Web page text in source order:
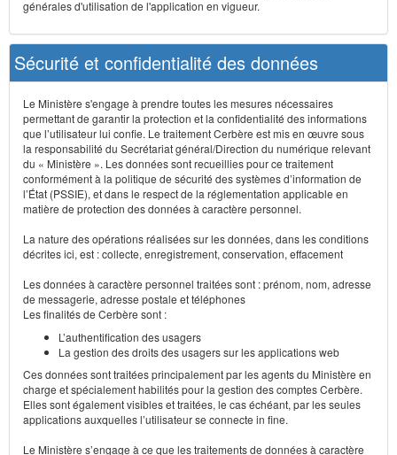
générales d'utilisation de l'application en vigueur.
Sécurité et confidentialité des données
Le Ministère s'engage à prendre toutes les mesures nécessaires
permettant de garantir la protection et la confidentialité des informations
que l’utilisateur lui confie. Le traitement Cerbère est mis en œuvre sous
la responsabilité du Secrétariat général/Direction du numérique relevant
du « Ministère ». Les données sont recueillies pour ce traitement
conformément à la politique de sécurité des systèmes d’information de
l’État (PSSIE), et dans le respect de la réglementation applicable en
matière de protection des données à caractère personnel.
La nature des opérations réalisées sur les données, dans les conditions
décrites ici, est : collecte, enregistrement, conservation, effacement
Les données à caractère personnel traitées sont : prénom, nom, adresse
de messagerie, adresse postale et téléphones
Les finalités de Cerbère sont :
L’authentification des usagers
La gestion des droits des usagers sur les applications web
Ces données sont traitées principalement par les agents du Ministère en
charge et spécialement habilités pour la gestion des comptes Cerbère.
Elles sont également visibles et traitées, le cas échéant, par les seules
applications auxquelles l’utilisateur se connecte in fine.
Le Ministère s’engage à ce que les traitements de données à caractère